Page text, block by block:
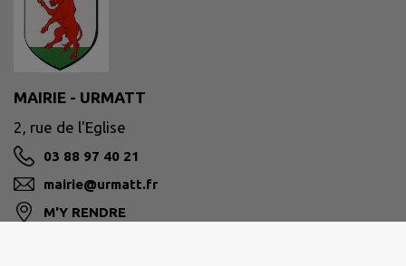
MAIRIE - URMATT
2, rue de l'Eglise
03 88 97 40 21
mairie@urmatt.fr
M'Y RENDRE